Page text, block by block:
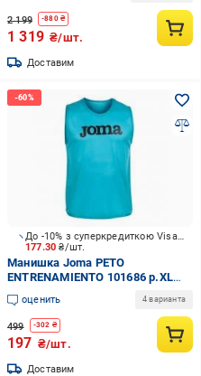
2 199 -880₴
1 319 ₴/шт.
Доставим
177.30₴/шт.
До -10% з суперкредиткою Visa Вигода
Манишка Joma PETO
ENTRENAMIENTO 101686 р.XL
синий
оценить 4 варианта
499 -302 ₴
197 ₴/шт.
Доставим